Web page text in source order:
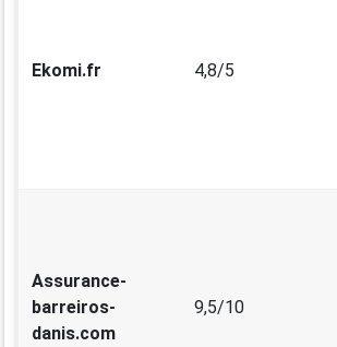
Ekomi.fr 4,8/5
Assurance-
barreiros-
danis.com
9,5/10